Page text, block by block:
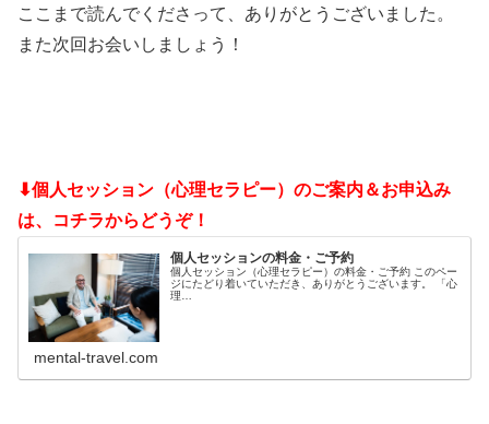
ここまで読んでくださって、ありがとうございました。
また次回お会いしましょう！
⬇個人セッション（心理セラピー）のご案内＆お申込み
は、コチラからどうぞ！
個人セッションの料金・ご予約
個人セッション（心理セラピー）の料金・ご予約 このペー
ジにたどり着いていただき、ありがとうございます。 「心
理…
mental-travel.com